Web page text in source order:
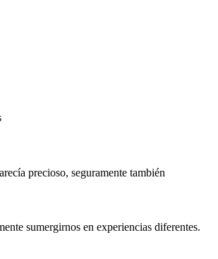
precioso, seguramente también
sumergirnos en experiencias diferentes.